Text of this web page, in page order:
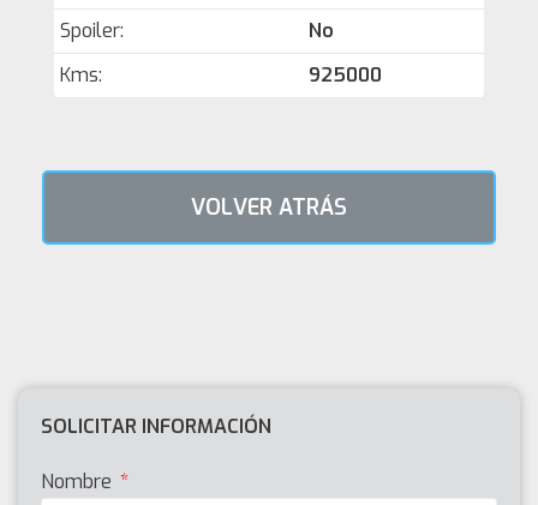
Spoiler:
No
Kms:
925000
VOLVER ATRÁS
SOLICITAR INFORMACIÓN
Nombre